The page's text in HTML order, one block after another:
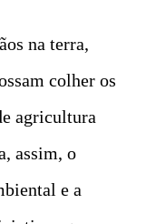
na terra,
colher os
agricultura
assim, o
e a